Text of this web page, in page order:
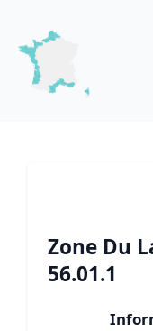
Zone Du
56.01.1